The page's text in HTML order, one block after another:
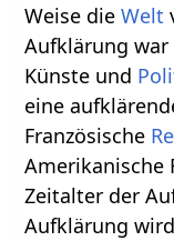
Weise dieWelt
Aufklärung
Künste und
eine
Französische
Amerikanische
Zeitalter der
Aufklärung